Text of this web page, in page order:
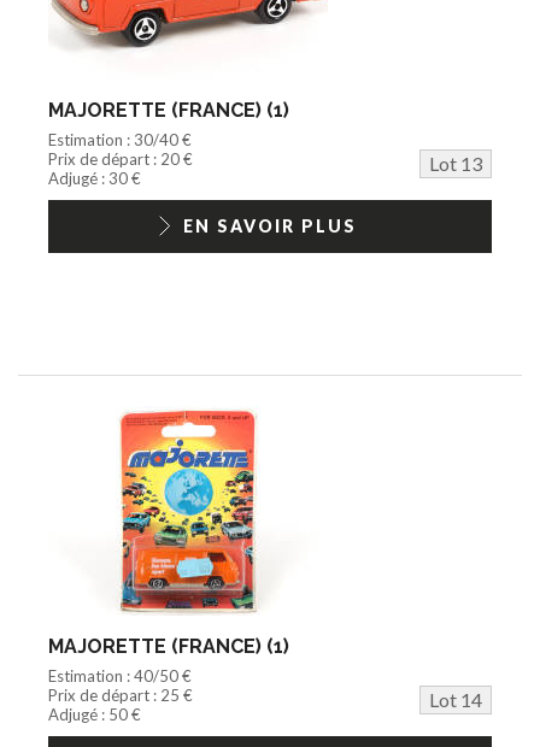
MAJORETTE (FRANCE) (1)
Estimation : 30/40 €
Prix de départ : 20 €
Lot 13
Adjugé : 30 €
EN SAVOIR PLUS
MAJORETTE (FRANCE) (1)
Estimation : 40/50 €
Prix de départ : 25 €
Lot 14
Adjugé : 50 €